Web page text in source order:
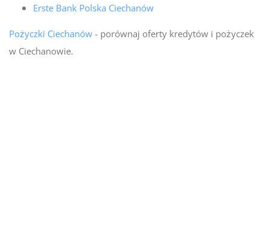
Erste Bank Polska Ciechanów
Pożyczki Ciechanów- porównaj oferty kredytów i pożyczek
w Ciechanowie.